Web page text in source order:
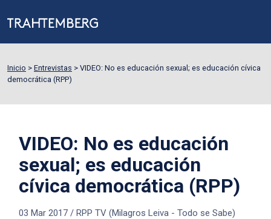
Inicio > Entrevistas > VIDEO: No es educación sexual; es educación cívica
democrática (RPP)
VIDEO: No es educación
sexual; es educación
cívica democrática (RPP)
03 Mar 2017/ RPP TV (Milagros Leiva - Todo se Sabe)